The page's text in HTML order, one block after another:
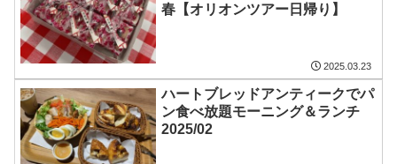
春【オリオンツアー日帰り】
2025.03.23
ハートブレッドアンティークでパ
ン食べ放題モーニング＆ランチ
2025/02